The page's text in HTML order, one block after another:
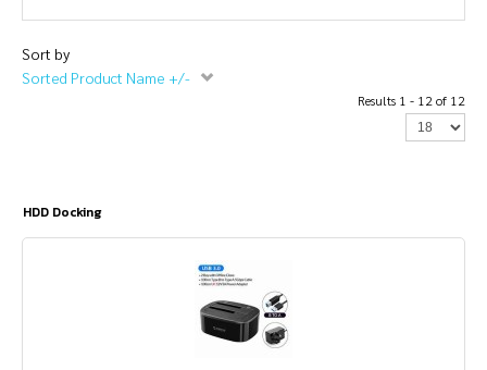
Sort by
Sorted Product Name +/-
Results 1 - 12 of 12
HDD Docking